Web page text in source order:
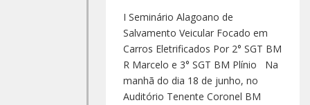
I Seminário Alagoano de
Salvamento Veicular Focado em
Carros Eletrificados Por 2° SGT BM
R Marcelo e 3° SGT BM Plínio Na
manhã do dia 18 de junho, no
Auditório Tenente Coronel BM